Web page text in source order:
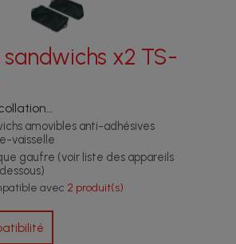
sandwichs x2 TS-
amovibles anti-adhésives
vaisselle
gaufre (voir liste des appareils
avec 2 produit(s)